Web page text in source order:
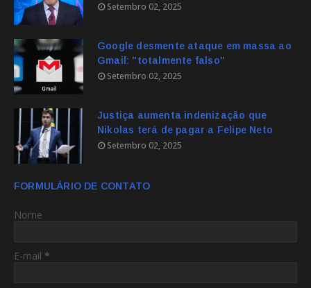
Setembro 02, 2025
Google desmente ataque em massa ao
Gmail: "totalmente falso"
Setembro 02, 2025
Justiça aumenta indenização que
Nikolas terá de pagar a Felipe Neto
Setembro 02, 2025
FORMULÁRIO DE CONTATO
Nome
E-mail *